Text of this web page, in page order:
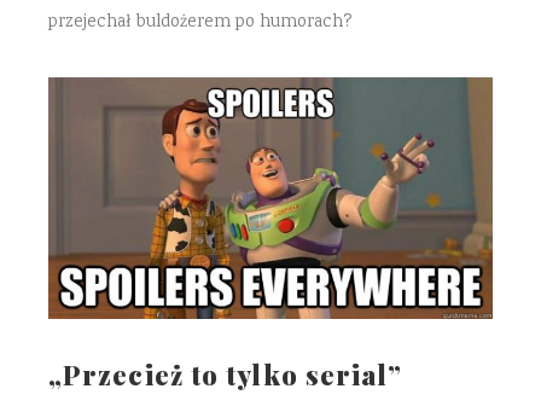
przejechał buldożerem po humorach?
„Przecież to tylko serial”